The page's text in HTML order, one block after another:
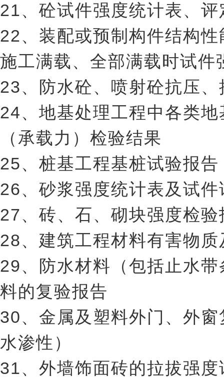
21、砼试件强度统计表、
22、装配或预制构件结构
施工满载、全部满载时试件
23、防水砼、喷射砼抗压
24、地基处理工程中各类
（承载力）检验结果
25、桩基工程基桩试验报告
26、砂浆强度统计表及试件
27、砖、石、砌块强度检验
28、建筑工程材料有害物
29、防水材料（包括止水
料的复验报告
30、金属及塑料外门、外
水渗性）
31、外墙饰面砖的拉拔强度